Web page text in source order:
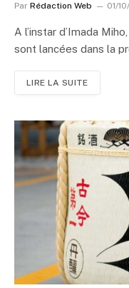
Par Rédaction Web 01/
A l’instar d’Imada
sont lancées dans la
LIRE LA SUITE